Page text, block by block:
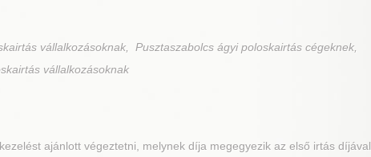
vállalkozásoknak, Pusztaszabolcs ágyi poloskairtás cégeknek,
vállalkozásoknak
ajánlott végeztetni, melynek díja megegyezik az első irtás díjával.